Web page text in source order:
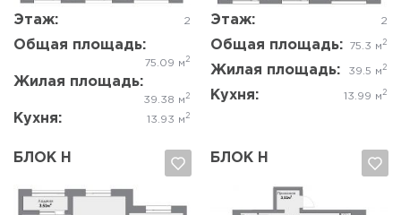
Этаж: 2
Общая площадь:
75.09 м 2
Жилая площадь:
39.38 м 2
Кухня: 13.93 м 2
Этаж: 2
Общая площадь: 75.3 м 2
Жилая площадь: 39.5 м 2
Кухня: 13.99 м 2
БЛОК Н БЛОК Н